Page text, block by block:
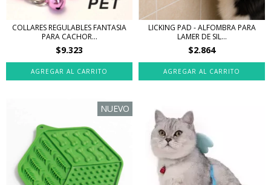
COLLARES REGULABLES FANTASIA
PARA CACHOR...
$9.323
LICKING PAD - ALFOMBRA PARA
LAMER DE SIL...
$2.864
NUEVO